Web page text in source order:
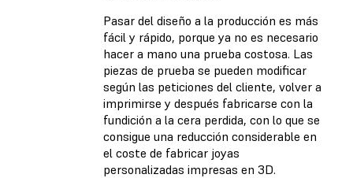
Pasar del diseño a la producción es más
fácil y rápido, porque ya no es necesario
hacer a mano una prueba costosa. Las
piezas de prueba se pueden modificar
según las peticiones del cliente, volver a
imprimirse y después fabricarse con la
fundición a la cera perdida, con lo que se
consigue una reducción considerable en
el coste de fabricar joyas
personalizadas impresas en 3D.